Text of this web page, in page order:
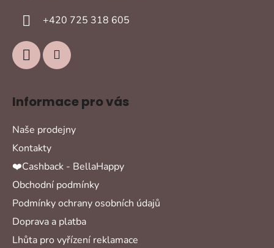
+420 725 318 605
Informace pro vás
Naše prodejny
Kontakty
❤️Cashback - BellaHappy
Obchodní podmínky
Podmínky ochrany osobních údajů
Doprava a platba
Lhůta pro vyřízení reklamace